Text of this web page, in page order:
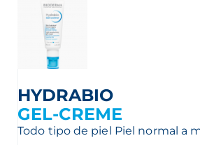
HYDRABIO
GEL-CREME
Todo tipo de piel Piel normal a